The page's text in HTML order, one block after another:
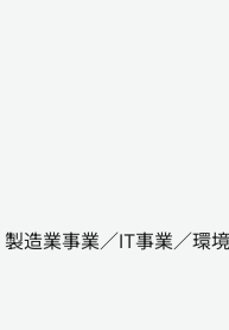
造業事業／IT事業／環